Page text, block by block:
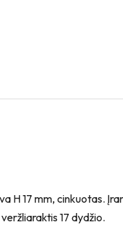
H 17 mm, cinkuotas.
17 dydžio.